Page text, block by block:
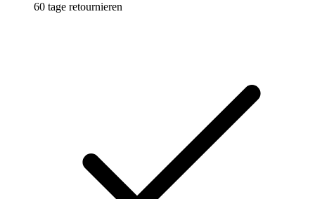
60 tage retournieren